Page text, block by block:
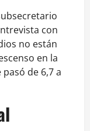
con
no están
en la
de 6,7 a